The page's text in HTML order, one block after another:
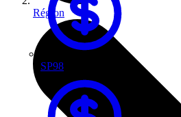
SP98
Région